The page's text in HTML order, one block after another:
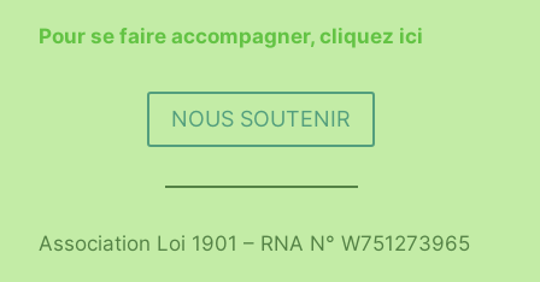
Pour se faire accompagner, cliquez ici
NOUS SOUTENIR
Association Loi 1901 – RNA N° W751273965